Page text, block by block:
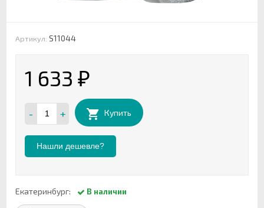
Артикул: S11044
1 633 ₽
- + Купить
Нашли дешевле?
Екатеринбург: В наличии